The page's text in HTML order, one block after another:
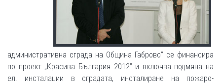
административна сграда на Община Габрово” се финансира
по проект „Красива България 2012” и включва подмяна на
ел. инсталации в сградата, инсталиранe на пожаро-